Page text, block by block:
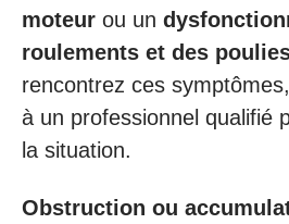
moteur ou un
roulements et des
rencontrez ces
à un professionnel qualifié
la situation.
Obstruction ou